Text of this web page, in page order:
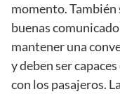
momento. También
buenas
mantener una
y deben ser
con los pasajeros.